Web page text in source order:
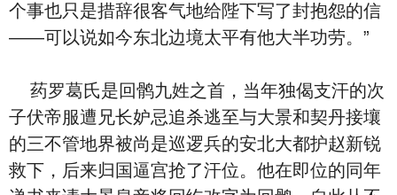
个事也只是措辞很客气地给陛下写了封抱怨的信
——可以说如今东北边境太平有他大半功劳。”
药罗葛氏是回鹘九姓之首，当年独偈支汗的次
子伏帝服遭兄长妒忌追杀逃至与大景和契丹接壤
的三不管地界被尚是巡逻兵的安北大都护赵新锐
救下，后来归国逼宫抢了汗位。他在即位的同年